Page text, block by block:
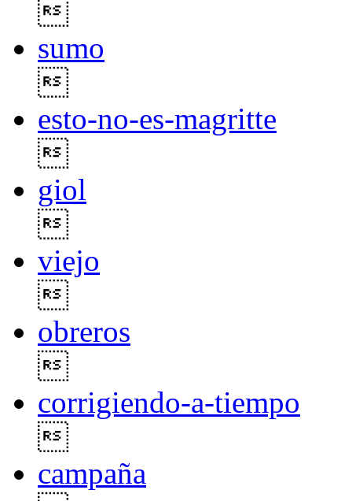
sumo
esto-no-es-magritte
giol
viejo
obreros
corrigiendo-a-tiempo
campaña